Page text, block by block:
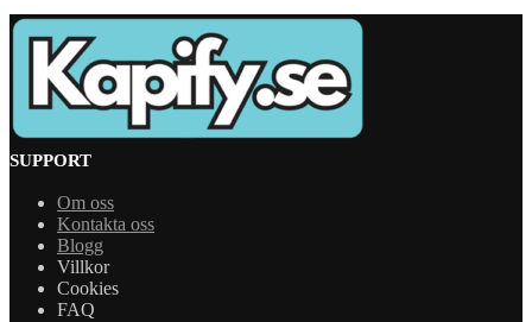
SUPPORT
Om oss
Kontakta oss
Blogg
Villkor
Cookies
FAQ